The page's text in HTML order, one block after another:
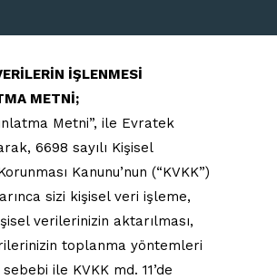
İŞLENMESİ
METNİ;
Metni”, ile Evratek
6698 sayılı Kişisel
Kanunu’nun (“KVKK”)
sizi kişisel veri işleme,
verilerinizin aktarılması,
toplanma yöntemleri
ile KVKK md. 11’de